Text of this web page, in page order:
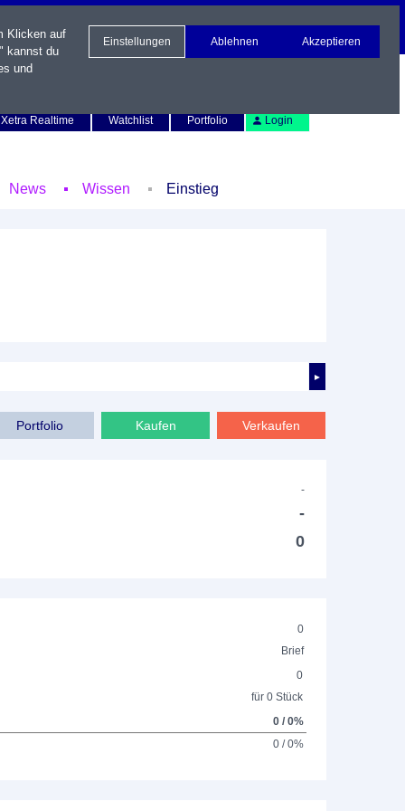
Xetra Realtime
Watchlist Portfolio Login
News Wissen Einstieg
►
Portfolio Kaufen Verkaufen
-
-
0
0
Brief
0
für 0 Stück
0 / 0%
0 / 0%
Klicken auf
kannst du
und
Einstellungen Ablehnen Akzeptieren